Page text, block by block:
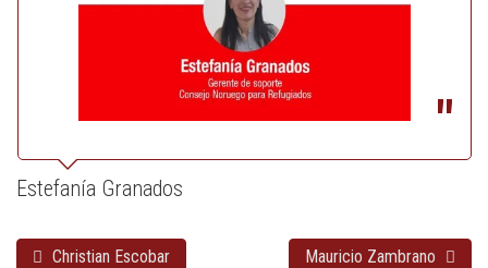
Estefanía Granados
Christian Escobar Mauricio Zambrano